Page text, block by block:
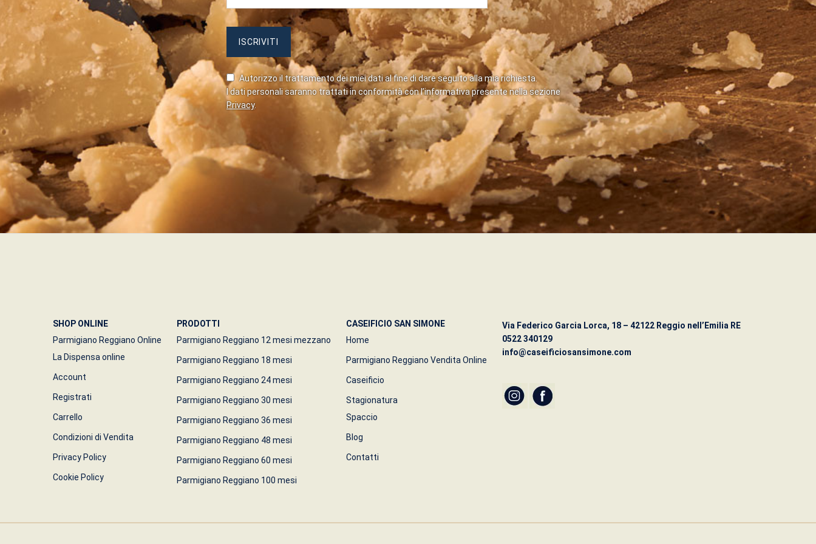
Autorizzo il trattamento dei miei dati al fine di dare seguito alla mia richiesta.
I dati personali saranno trattati in conformità con l’informativa presente nella sezione
Privacy.
SHOP ONLINE
Parmigiano Reggiano Online
La Dispensa online
Account
Registrati
Carrello
Condizioni di Vendita
Privacy Policy
Cookie Policy
PRODOTTI
Parmigiano Reggiano 12 mesi mezzano
Parmigiano Reggiano 18 mesi
Parmigiano Reggiano 24 mesi
Parmigiano Reggiano 30 mesi
Parmigiano Reggiano 36 mesi
Parmigiano Reggiano 48 mesi
Parmigiano Reggiano 60 mesi
Parmigiano Reggiano 100 mesi
CASEIFICIO SAN SIMONE
Home
Parmigiano Reggiano Vendita Online
Caseificio
Stagionatura
Spaccio
Blog
Contatti
Via Federico Garcia Lorca, 18 – 42122 Reggio nell’Emilia RE
0522 340129
info@caseificiosansimone.com